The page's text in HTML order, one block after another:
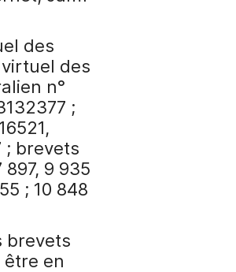
des
des
n°
;
; brevets
9 935
; 10 848
brevets
en